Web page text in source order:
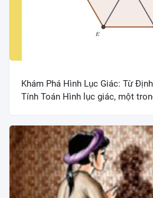
Khám Phá Hình Lục Giác: Từ
Tính Toán Hình lục giác, một